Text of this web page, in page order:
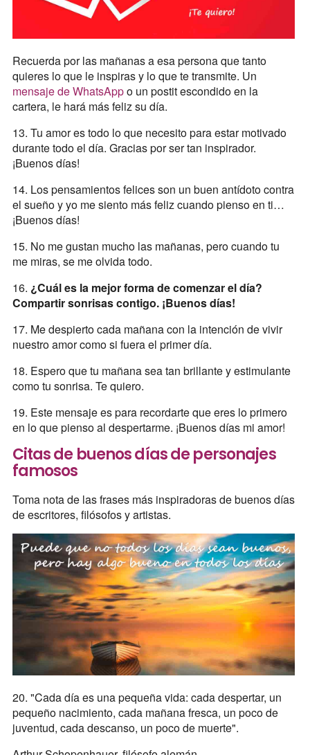
Recuerda por las mañanas a esa persona que tanto
quieres lo que le inspiras y lo que te transmite. Un
mensaje de WhatsAppo un postit escondido en la
cartera, le hará más feliz su día.
13. Tu amor es todo lo que necesito para estar motivado
durante todo el día. Gracias por ser tan inspirador.
¡Buenos días!
14. Los pensamientos felices son un buen antídoto contra
el sueño y yo me siento más feliz cuando pienso en ti…
¡Buenos días!
15. No me gustan mucho las mañanas, pero cuando tu
me miras, se me olvida todo.
16. ¿Cuál es la mejor forma de comenzar el día?
Compartir sonrisas contigo. ¡Buenos días!
17. Me despierto cada mañana con la intención de vivir
nuestro amor como si fuera el primer día.
18. Espero que tu mañana sea tan brillante y estimulante
como tu sonrisa. Te quiero.
19. Este mensaje es para recordarte que eres lo primero
en lo que pienso al despertarme. ¡Buenos días mi amor!
Citas de buenos días de personajes
famosos
Toma nota de las frases más inspiradoras de buenos días
de escritores, filósofos y artistas.
20. "Cada día es una pequeña vida: cada despertar, un
pequeño nacimiento, cada mañana fresca, un poco de
juventud, cada descanso, un poco de muerte".